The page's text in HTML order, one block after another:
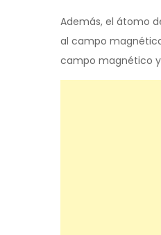
Además, el átomo
al campo
campo magnético